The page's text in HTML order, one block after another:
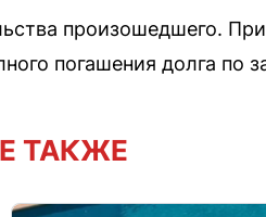
произошедшего.
погашения долга по
ТАКЖЕ